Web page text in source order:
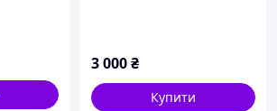
3 000₴
Купити